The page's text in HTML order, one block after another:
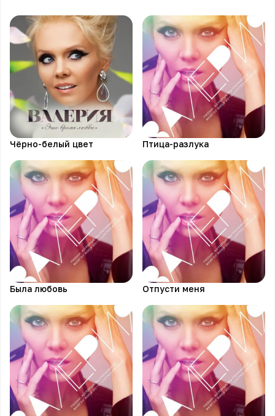
Чёрно-белый цвет Птица-разлука
Была любовь Отпусти меня